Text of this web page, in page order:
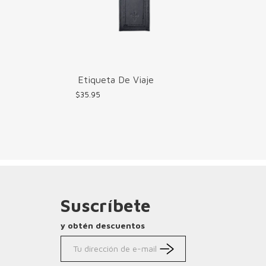
Etiqueta De Viaje
$35.95
Suscríbete
y obtén descuentos